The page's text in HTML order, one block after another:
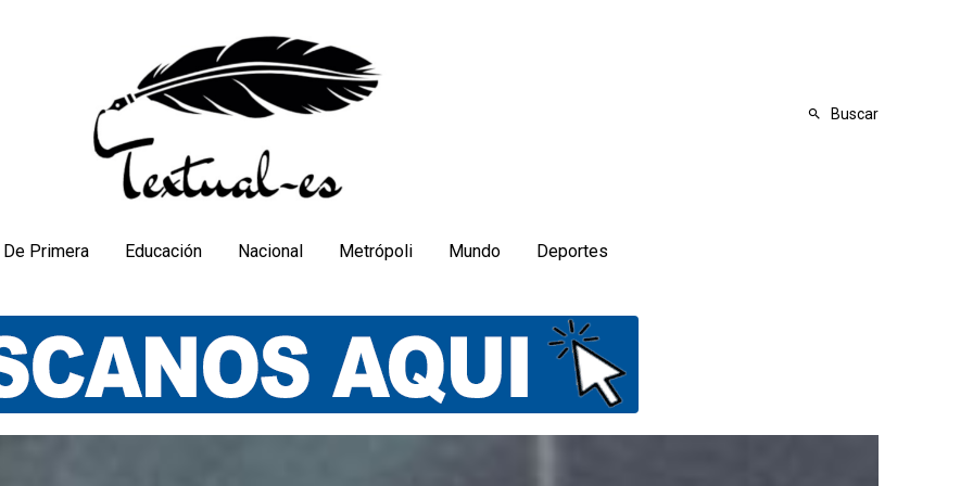
Buscar
De Primera Educación Nacional Metrópoli Mundo Deportes